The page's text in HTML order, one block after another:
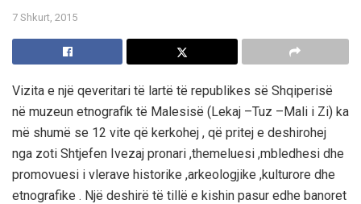
7 Shkurt, 2015
Vizita e një qeveritari të lartë të republikes së Shqiperisë
në muzeun etnografik të Malesisë (Lekaj –Tuz –Mali i Zi) ka
më shumë se 12 vite që kerkohej , që pritej e deshirohej
nga zoti Shtjefen Ivezaj pronari ,themeluesi ,mbledhesi dhe
promovuesi i vlerave historike ,arkeologjike ,kulturore dhe
etnografike . Një deshirë të tillë e kishin pasur edhe banoret